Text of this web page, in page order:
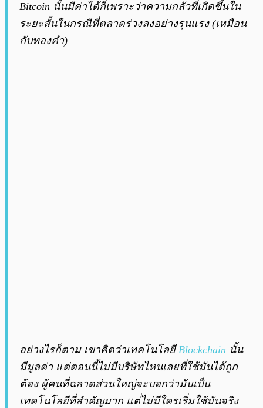
Bitcoin นั้นมีค่าได้ก็เพราะว่าความกลัวที่เกิดขึ้นใน
ระยะสั้นในกรณีที่ตลาดร่วงลงอย่างรุนแรง (เหมือน
กับทองคำ)
อย่างไรก็ตาม เขาคิดว่าเทคโนโลยีBlockchain นั้น
มีมูลค่า แต่ตอนนี้ไม่มีบริษัทไหนเลยที่ใช้มันได้ถูก
ต้อง ผู้คนที่ฉลาดส่วนใหญ่จะบอกว่ามันเป็น
เทคโนโลยีที่สำคัญมาก แต่่ไม่มีใครเริ่มใช้มันจริง